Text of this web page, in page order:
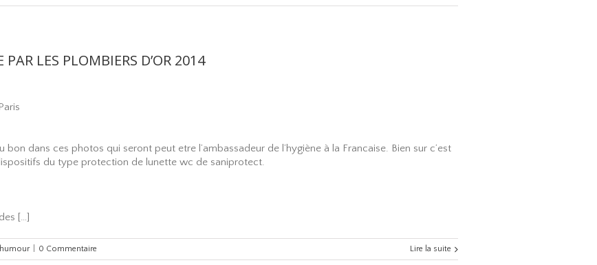
LES PLOMBIERS D’OR 2014
dans ces photos qui seront peut etre l’ambassadeur de l’hygiène à la Francaise. Bien sur c’est
du type protection de lunette wc de saniprotect.
[…]
0 Commentaire Lire la suite